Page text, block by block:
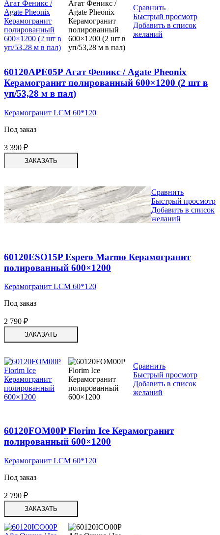
Сравнить
Быстрый просмотр
Добавить в список
желаний
60120APE05P Агат Феникс / Agate Pheonix
Керамогранит полированный 600×1200 (2 шт в
уп/53,28 м в пал)
Керамогранит LCM 60*120
Под заказ
3 390 ₽
ЗАКАЗАТЬ
Сравнить
Быстрый просмотр
Добавить в список
желаний
60120ESO15P Espero Marmo Керамогранит
полированный 600×1200
Керамогранит LCM 60*120
Под заказ
2 790 ₽
ЗАКАЗАТЬ
Сравнить
Быстрый просмотр
Добавить в список
желаний
60120FOM00P Florim Ice Керамогранит
полированный 600×1200
Керамогранит LCM 60*120
Под заказ
2 790 ₽
ЗАКАЗАТЬ